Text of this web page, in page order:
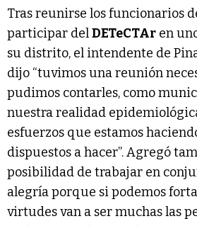
Tras reunirse los funcionarios
participar delDETeCTAr en
su distrito, el intendente de
dijo “tuvimos una reunión
pudimos contarles, como
nuestra realidad
esfuerzos que estamos
dispuestos a hacer”. Agregó
posibilidad de trabajar en
alegría porque si podemos
virtudes van a ser muchas las